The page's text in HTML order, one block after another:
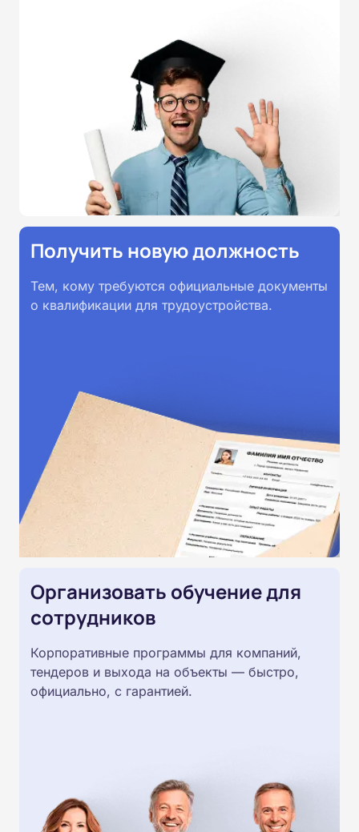
государственными
образовательными стандартами
профессионального образования.
Удостоверения и дипломы о
прохождении обучения
принимаются работодателями по
всей России.
Получить новую должность
Тем, кому требуются официальные документы
о квалификации для трудоустройства.
Организовать обучение для
сотрудников
Корпоративные программы для компаний,
тендеров и выхода на объекты — быстро,
официально, с гарантией.